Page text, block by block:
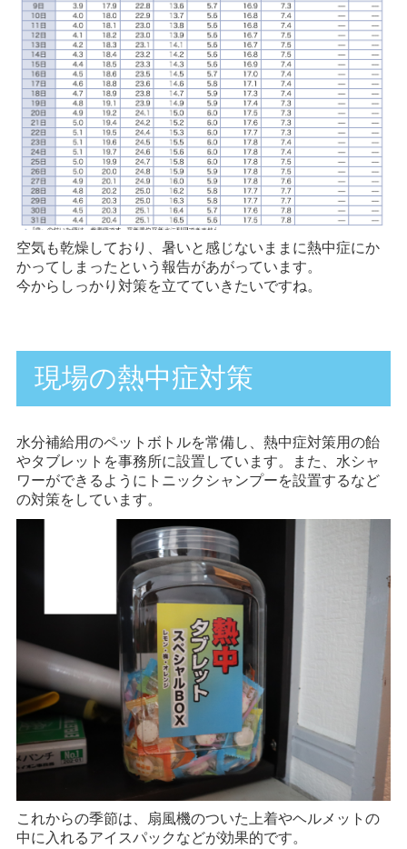
空気も乾燥しており、暑いと感じないままに熱中症にか
かってしまったという報告があがっています。
今からしっかり対策を立てていきたいですね。
現場の熱中症対策
水分補給用のペットボトルを常備し、熱中症対策用の飴
やタブレットを事務所に設置しています。また、水シャ
ワーができるようにトニックシャンプーを設置するなど
の対策をしています。
これからの季節は、扇風機のついた上着やヘルメットの
中に入れるアイスパックなどが効果的です。